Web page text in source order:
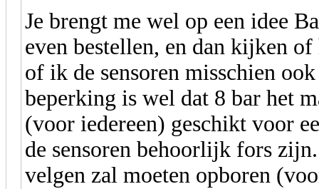
Je brengt me wel op een idee
even bestellen, en dan kijken
of ik de sensoren misschien
beperking is wel dat 8 bar het
(voor iedereen) geschikt voor
de sensoren behoorlijk fors
velgen zal moeten opboren